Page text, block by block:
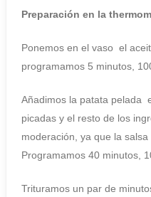
Preparación en la
Ponemos en el vaso el
programamos 5 minutos,
Añadimos la patata pelada
picadas y el resto de los
moderación, ya que la salsa
Programamos 40 minutos,
Trituramos un par de